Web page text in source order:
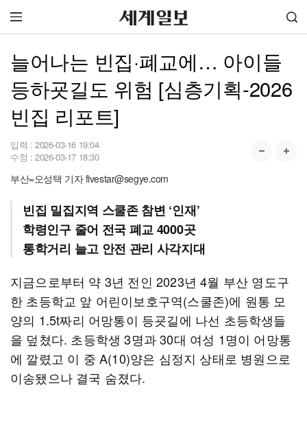
늘어나는 빈집·폐교에… 아이들
등하굣길도 위험 [심층기획-2026
빈집 리포트]
입력 : 2026-03-16 19:04
수정 : 2026-03-17 18:30
부산=오성택 기자 fivestar@segye.com
빈집 밀집지역 스쿨존 참변 ‘인재’
학령인구 줄어 전국 폐교 4000곳
통학거리 늘고 안전 관리 사각지대
지금으로부터 약 3년 전인 2023년 4월 부산 영도구
한 초등학교 앞 어린이보호구역(스쿨존)에 원통 모
양의 1.5t짜리 어망통이 등굣길에 나선 초등학생들
을 덮쳤다. 초등학생 3명과 30대 여성 1명이 어망통
에 깔렸고 이 중 A(10)양은 심정지 상태로 병원으로
이송됐으나 결국 숨졌다.